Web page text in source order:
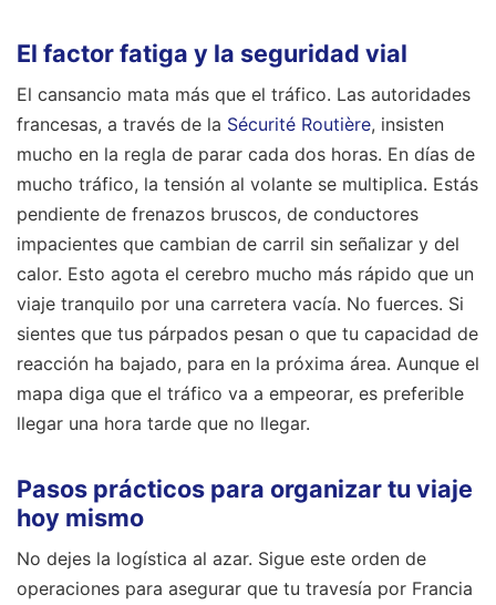
El factor fatiga y la seguridad vial
El cansancio mata más que el tráfico. Las autoridades
francesas, a través de la Sécurité Routière, insisten
mucho en la regla de parar cada dos horas. En días de
mucho tráfico, la tensión al volante se multiplica. Estás
pendiente de frenazos bruscos, de conductores
impacientes que cambian de carril sin señalizar y del
calor. Esto agota el cerebro mucho más rápido que un
viaje tranquilo por una carretera vacía. No fuerces. Si
sientes que tus párpados pesan o que tu capacidad de
reacción ha bajado, para en la próxima área. Aunque el
mapa diga que el tráfico va a empeorar, es preferible
llegar una hora tarde que no llegar.
Pasos prácticos para organizar tu viaje
hoy mismo
No dejes la logística al azar. Sigue este orden de
operaciones para asegurar que tu travesía por Francia